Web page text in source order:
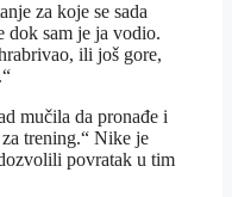
za koje se sada
dok sam je ja vodio.
ili još gore,
mučila da pronađe i
trening.“ Nike je
povratak u tim